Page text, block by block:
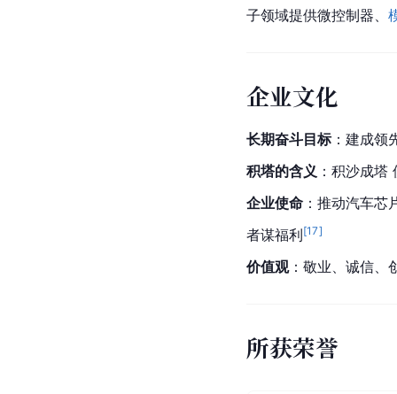
子领域提供微控制器、
企业文化
长期奋斗目标：建成领
积塔的含义 ：积沙成塔
企业使命 ：推动汽车
者谋福利[17]
价值观：敬业、诚信、
所获荣誉